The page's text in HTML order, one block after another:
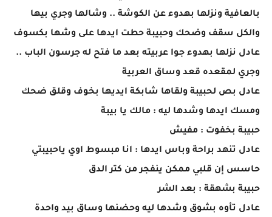
بالعافية ونزلها بهدوء عن الكوشة .. وشالها وجري بيها
والكل سقف وضحك وحبيبة حطت ايدها على وشها بكسوف
عادل نزلها بهدوء جوا عربيته بعد ما فتح له جرسون الباب ..
وجري لمقعده قعد وساق العربية
عادل بص لحبيبة ولقاها شابكة ايديها بخوف وقلق ضحك
ومسك ايدها وشدها ليه : مالك يا بيبة
حبيبة بخفوت : مفيش
عادل تنهد براحة وباس ايدها : انا مبسوط اوي ياحبيبتي
حاسس إن قلبي ممكن ينفجر من كتر الدق
حبيبة بشهقة : بعد الشر
عادل تأوه بشوق وشدها ليه وحضنها وساق بيد واحدة